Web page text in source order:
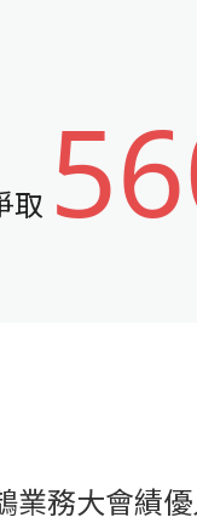
取
業務大會績優